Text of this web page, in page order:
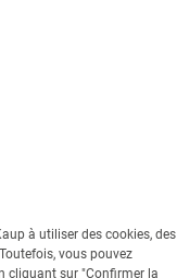
à utiliser des cookies, des
vous pouvez
cliquant sur "Confirmer la